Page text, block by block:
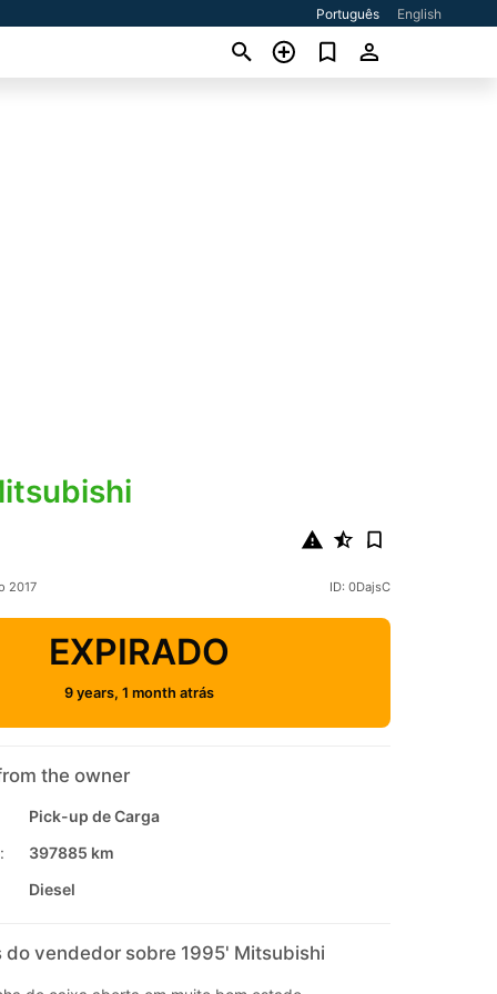
Português English
2017 ID: 0DajsC
EXPIRADO
9 years, 1 month atrás
the owner
Pick-up de Carga
397885 km
Diesel
do vendedor sobre 1995' Mitsubishi